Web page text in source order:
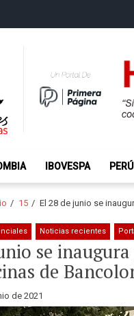
y
IBOVESPA PERÚ
15 El 28 de junio se
Noticias recientes
se
de
de 2021